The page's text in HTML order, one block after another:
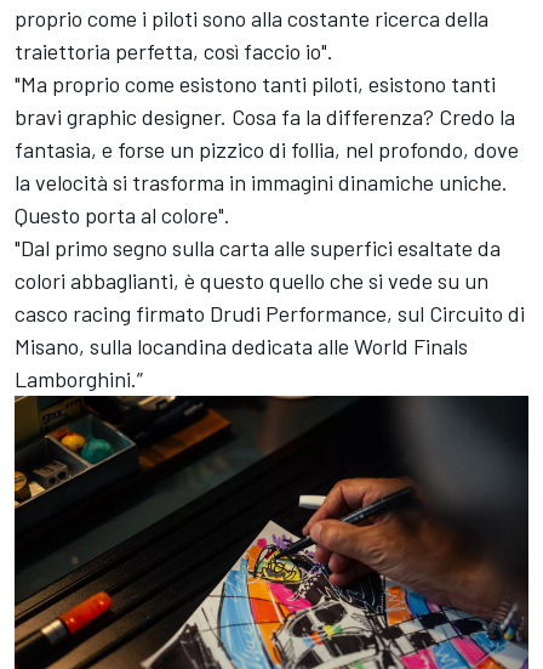
proprio come i piloti sono alla costante ricerca della
traiettoria perfetta, così faccio io".
"Ma proprio come esistono tanti piloti, esistono tanti
bravi graphic designer. Cosa fa la differenza? Credo la
fantasia, e forse un pizzico di follia, nel profondo, dove
la velocità si trasforma in immagini dinamiche uniche.
Questo porta al colore".
"Dal primo segno sulla carta alle superfici esaltate da
colori abbaglianti, è questo quello che si vede su un
casco racing firmato Drudi Performance, sul Circuito di
Misano, sulla locandina dedicata alle World Finals
Lamborghini.”